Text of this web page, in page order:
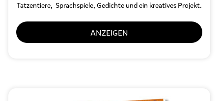
Tatzentiere, Sprachspiele, Gedichte und ein kreatives Projekt.
ANZEIGEN